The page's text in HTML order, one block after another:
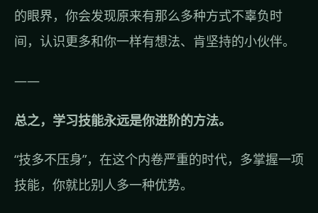
的眼界，你会发现原来有那么多种方式不辜负时
间，认识更多和你一样有想法、肯坚持的小伙伴。
——
总之，学习技能永远是你进阶的方法。
“技多不压身”，在这个内卷严重的时代，多掌握一项
技能，你就比别人多一种优势。